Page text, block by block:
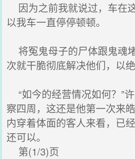
因为之前我就说过，车在
以我车一直停停顿顿。
将冤鬼母子的尸体跟鬼魂
次就干脆彻底解决他们，以绝
“如今的经营情况如何？”
察四周，这还是他第一次来
内穿着体面的客人来看，已
还可以。
第(1/3)页